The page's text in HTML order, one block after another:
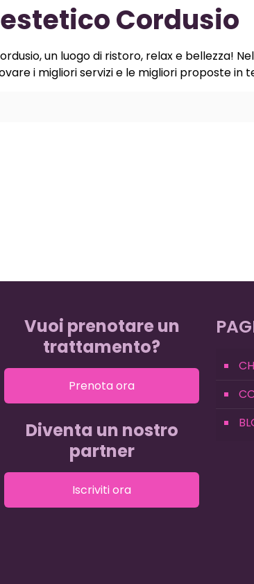
Cordusio
un luogo di ristoro, relax e bellezza!
i migliori servizi e le migliori proposte in
Vuoi prenotare un
trattamento?
Prenota ora
Diventa un nostro
partner
Iscriviti ora